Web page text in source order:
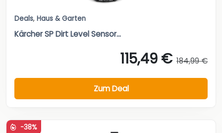
Deals, Haus & Garten
Kärcher SP Dirt Level Sensor...
115,49 € 184,99 €
Zum Deal
-38%